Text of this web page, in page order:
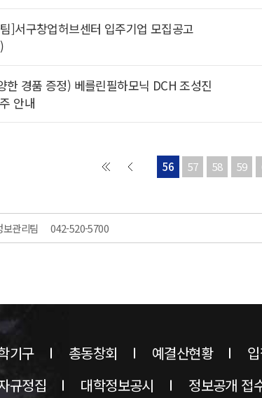
]서구창업허브센터 입주기업 모집공고
한 경품 증정) 베를린필하모닉 DCH 조성진
안내
56 57 58 59
보관리팀 042-520-5700
기구 총동창회 예결산현황
규정집
대학정보공시
정보공개 접